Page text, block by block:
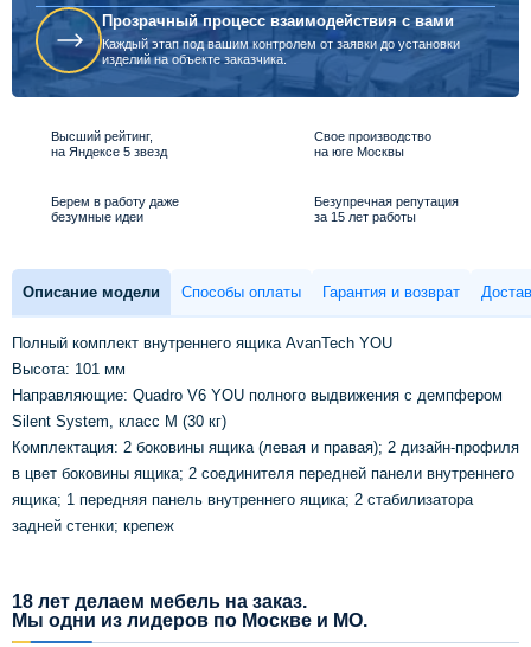
Прозрачный процесс взаимодействия с вами
Каждый этап под вашим контролем от заявки до установки
изделий на объекте заказчика.
Высший рейтинг,
на Яндексе 5 звезд
Свое производство
на юге Москвы
Берем в работу даже
безумные идеи
Безупречная репутация
за 15 лет работы
Описание модели Способы оплаты Гарантия и возврат
Полный комплект внутреннего ящика AvanTech YOU
Высота: 101 мм
Направляющие: Quadro V6 YOU полного выдвижения с демпфером
Silent System, класс M (30 кг)
Комплектация: 2 боковины ящика (левая и правая); 2 дизайн-профиля
в цвет боковины ящика; 2 соединителя передней панели внутреннего
ящика; 1 передняя панель внутреннего ящика; 2 стабилизатора
задней стенки; крепеж
18 лет делаем мебель на заказ.
Мы одни из лидеров по Москве и МО.